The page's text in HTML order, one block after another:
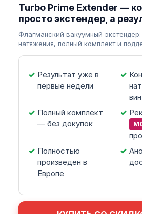
Turbo Prime Extender —
просто экстендер, а
Флагманский вакуумный экстендер:
натяжения, полный комплект и
Результат уже в
первые недели
Полный комплект
— без докупок
Полностью
произведен в
Европе